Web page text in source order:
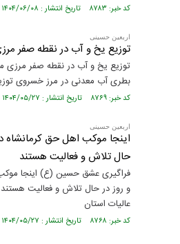
کد خبر: ۸۷۸۳ تاریخ انتشار : ۱۴۰۴/۰۶/۰۸
اربعین حسینی
توزیع یخ و آب در نقطه صفر
بطری آب معدنی در مرز خسروی
کد خبر: ۸۷۶۹ تاریخ انتشار : ۱۴۰۴/۰۵/۲۷
اربعین حسینی
اینجا موکب اهل حق کرمانشاه
حال تلاش و فعالیت هستند
فراگیری عشق حسین (ع) اینجا
عالیات استان‌
کد خبر: ۸۷۶۸ تاریخ انتشار : ۱۴۰۴/۰۵/۲۷